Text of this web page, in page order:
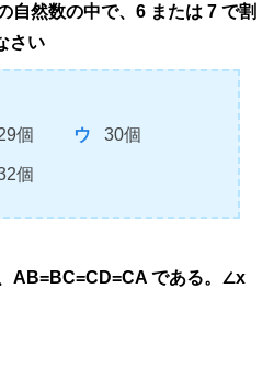
然数の中で、6 または 7 で割
さい
個 30個
個
AB=BC=CD=CA である。∠x